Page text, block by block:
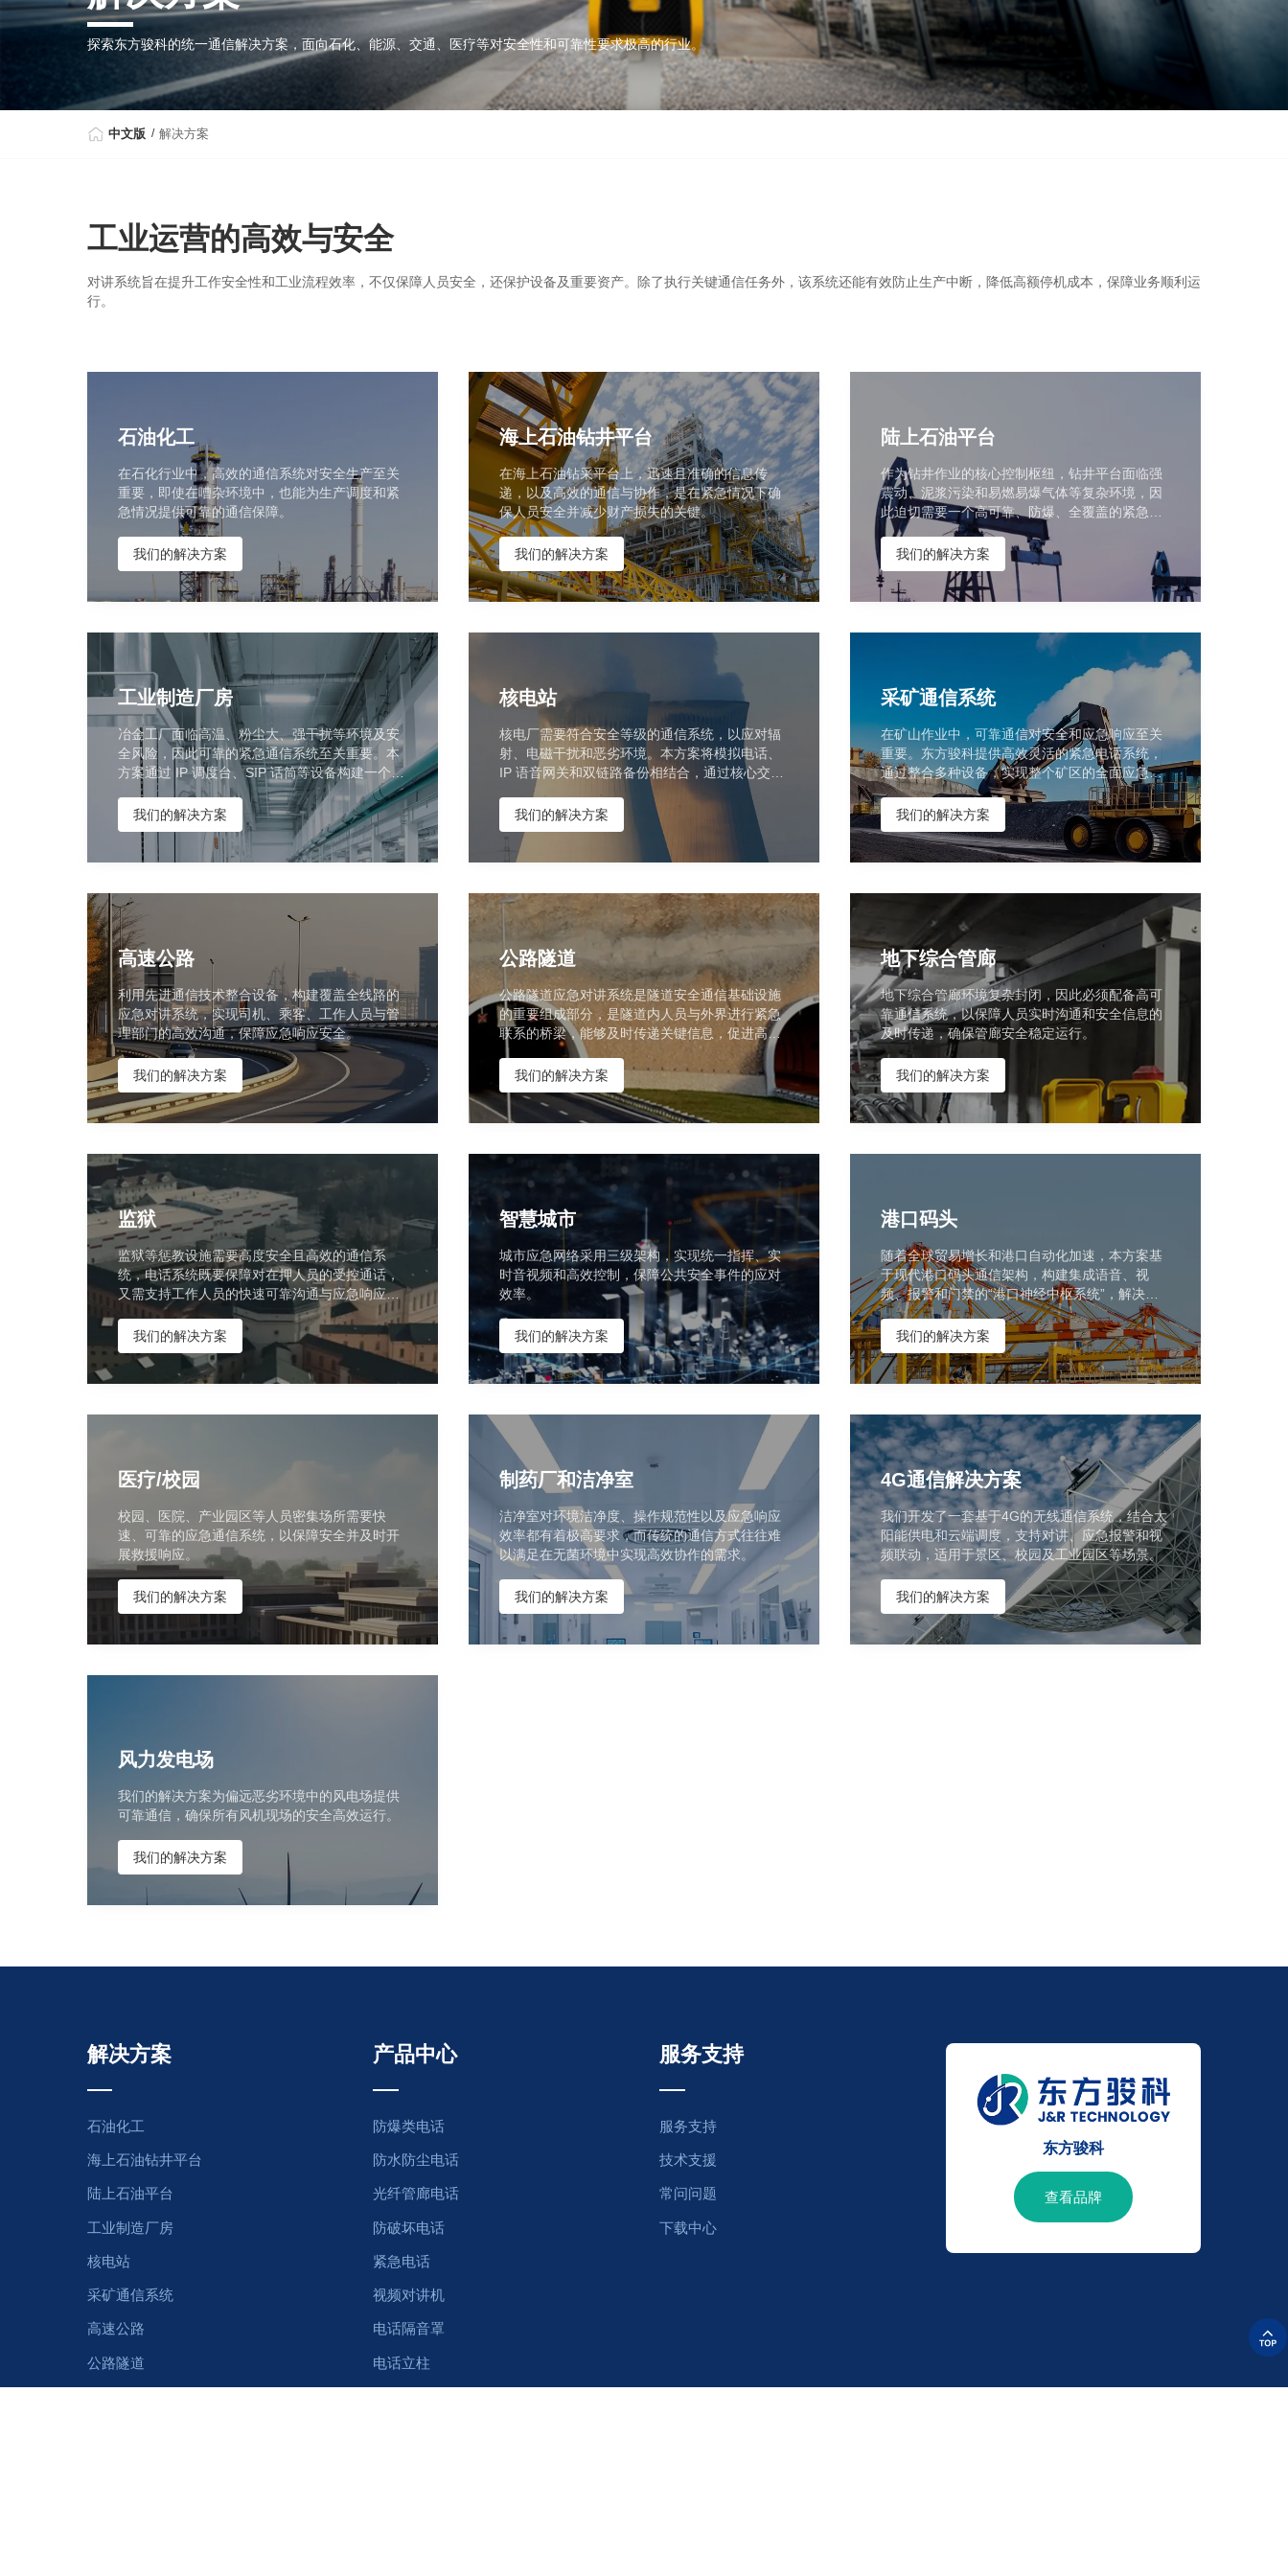
探索东方骏科的统一通信解决方案，面向石化、能源、交通、医疗等对安全性和可靠性要求极高的行业。
中文版 解决方案
工业运营的高效与安全
对讲系统旨在提升工作安全性和工业流程效率，不仅保障人员安全，还保护设备及重要资产。除了执行关键通信任务外，该系统还能有效防止生产中断，降低高额停机成本，保障业务顺利运
行。
石油化工
在石化行业中，高效的通信系统对安全生产至关
重要，即使在嘈杂环境中，也能为生产调度和紧
急情况提供可靠的通信保障。
我们的解决方案
海上石油钻井平台
在海上石油钻采平台上，迅速且准确的信息传
递，以及高效的通信与协作，是在紧急情况下确
保人员安全并减少财产损失的关键。
我们的解决方案
陆上石油平台
作为钻井作业的核心控制枢纽，钻井平台面临强
震动、泥浆污染和易燃易爆气体等复杂环境，因
此迫切需要一个高可靠、防爆、全覆盖的紧急通
信系统。
我们的解决方案
工业制造厂房
冶金工厂面临高温、粉尘大、强干扰等环境及安
全风险，因此可靠的紧急通信系统至关重要。本
方案通过 IP 调度台、SIP 话筒等设备构建一个可
靠、抗干扰、易维护的通信系统。
我们的解决方案
核电站
核电厂需要符合安全等级的通信系统，以应对辐
射、电磁干扰和恶劣环境。本方案将模拟电话、
IP 语音网关和双链路备份相结合，通过核心交换
机和调度台实现可靠通信。
我们的解决方案
采矿通信系统
在矿山作业中，可靠通信对安全和应急响应至关
重要。东方骏科提供高效灵活的紧急电话系统，
通过整合多种设备，实现整个矿区的全面应急通
信覆盖。
我们的解决方案
高速公路
利用先进通信技术整合设备，构建覆盖全线路的
应急对讲系统，实现司机、乘客、工作人员与管
理部门的高效沟通，保障应急响应安全。
我们的解决方案
公路隧道
公路隧道应急对讲系统是隧道安全通信基础设施
的重要组成部分，是隧道内人员与外界进行紧急
联系的桥梁，能够及时传递关键信息，促进高效
的救援行动。
我们的解决方案
地下综合管廊
地下综合管廊环境复杂封闭，因此必须配备高可
靠通信系统，以保障人员实时沟通和安全信息的
及时传递，确保管廊安全稳定运行。
我们的解决方案
监狱
监狱等惩教设施需要高度安全且高效的通信系
统，电话系统既要保障对在押人员的受控通话，
又需支持工作人员的快速可靠沟通与应急响应；
SIP、IP 和光纤等新技术进一步提升系统性能与
可靠性。
我们的解决方案
智慧城市
城市应急网络采用三级架构，实现统一指挥、实
时音视频和高效控制，保障公共安全事件的应对
效率。
我们的解决方案
港口码头
随着全球贸易增长和港口自动化加速，本方案基
于现代港口码头通信架构，构建集成语音、视
频、报警和门禁的“港口神经中枢系统”，解决大
型集装箱码头的通信与调度瓶颈。
我们的解决方案
医疗/校园
校园、医院、产业园区等人员密集场所需要快
速、可靠的应急通信系统，以保障安全并及时开
展救援响应。
我们的解决方案
制药厂和洁净室
洁净室对环境洁净度、操作规范性以及应急响应
效率都有着极高要求，而传统的通信方式往往难
以满足在无菌环境中实现高效协作的需求。
我们的解决方案
4G通信解决方案
我们开发了一套基于4G的无线通信系统，结合太
阳能供电和云端调度，支持对讲、应急报警和视
频联动，适用于景区、校园及工业园区等场景。
我们的解决方案
风力发电场
我们的解决方案为偏远恶劣环境中的风电场提供
可靠通信，确保所有风机现场的安全高效运行。
我们的解决方案
解决方案
石油化工
海上石油钻井平台
陆上石油平台
工业制造厂房
核电站
采矿通信系统
高速公路
公路隧道
产品中心
防爆类电话
防水防尘电话
光纤管廊电话
防破坏电话
紧急电话
视频对讲机
电话隔音罩
电话立柱
服务支持
服务支持
技术支援
常问问题
下载中心
东方骏科
查看品牌